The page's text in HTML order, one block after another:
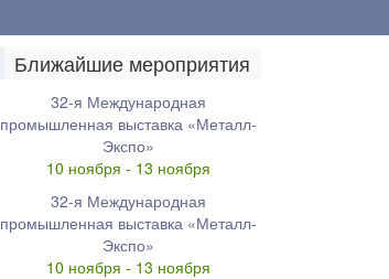
Ближайшие мероприятия
32-я Международная
промышленная выставка «Металл-
Экспо»
10 ноября - 13 ноября
32-я Международная
промышленная выставка «Металл-
Экспо»
10 ноября - 13 ноября